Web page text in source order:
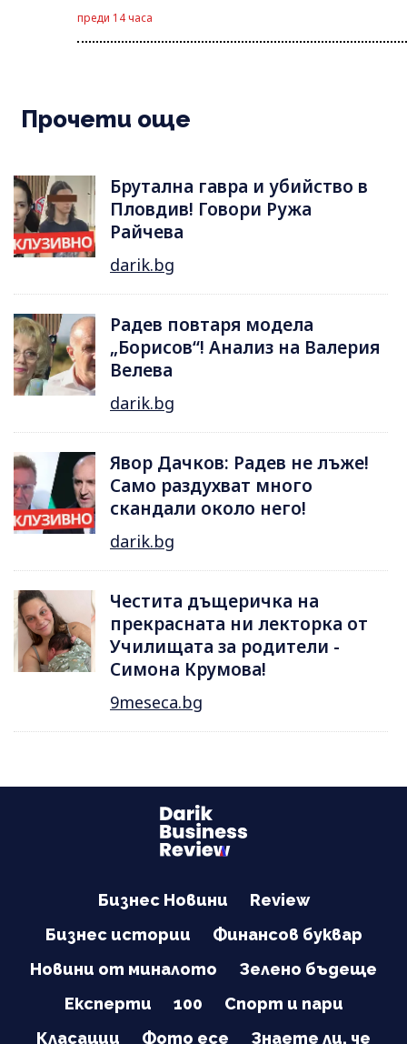
преди 14 часа
Прочети още
Брутална гавра и убийство в
Пловдив! Говори Ружа
Райчева
darik.bg
Радев повтаря модела
„Борисов“! Анализ на Валерия
Велева
darik.bg
Явор Дачков: Радев не лъже!
Само раздухват много
скандали около него!
darik.bg
Честита дъщеричка на
прекрасната ни лекторка от
Училищата за родители -
Симона Крумова!
9meseca.bg
Бизнес Новини
Review
Бизнес истории
Финансов буквар
Новини от миналото
Зелено бъдеще
Експерти
100
Спорт и пари
Класации
Фото есе Знаете ли, че